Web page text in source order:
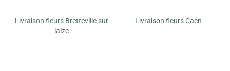
Livraison fleurs Bretteville sur
laize
Livraison fleurs Caen